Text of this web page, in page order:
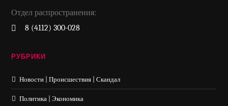
Отдел распространения:
8 (4112) 300-028
РУБРИКИ
Новости | Происшествия | Скандал
Политика | Экономика